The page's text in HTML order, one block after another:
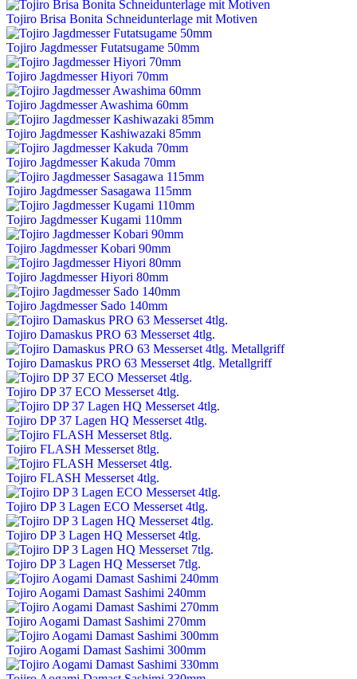
Tojiro Brisa Bonita Schneidunterlage mit Motiven
Tojiro Jagdmesser Futatsugame 50mm
Tojiro Jagdmesser Hiyori 70mm
Tojiro Jagdmesser Awashima 60mm
Tojiro Jagdmesser Kashiwazaki 85mm
Tojiro Jagdmesser Kakuda 70mm
Tojiro Jagdmesser Sasagawa 115mm
Tojiro Jagdmesser Kugami 110mm
Tojiro Jagdmesser Kobari 90mm
Tojiro Jagdmesser Hiyori 80mm
Tojiro Jagdmesser Sado 140mm
Tojiro Damaskus PRO 63 Messerset 4tlg.
Tojiro Damaskus PRO 63 Messerset 4tlg. Metallgriff
Tojiro DP 37 ECO Messerset 4tlg.
Tojiro DP 37 Lagen HQ Messerset 4tlg.
Tojiro FLASH Messerset 8tlg.
Tojiro FLASH Messerset 4tlg.
Tojiro DP 3 Lagen ECO Messerset 4tlg.
Tojiro DP 3 Lagen HQ Messerset 4tlg.
Tojiro DP 3 Lagen HQ Messerset 7tlg.
Tojiro Aogami Damast Sashimi 240mm
Tojiro Aogami Damast Sashimi 270mm
Tojiro Aogami Damast Sashimi 300mm